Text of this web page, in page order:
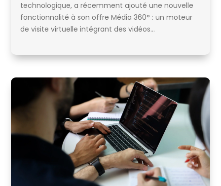
technologique, a récemment ajouté une nouvelle
fonctionnalité à son offre Média 360° : un moteur
de visite virtuelle intégrant des vidéos...